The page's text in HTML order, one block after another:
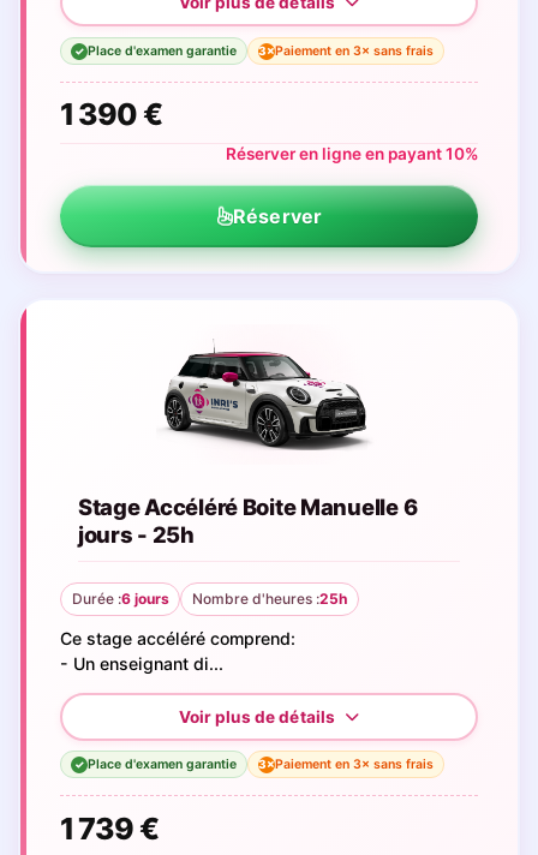
✓ Place d'examen garantie 3×Paiement en 3× sans frais
1 390 €
Réserver en ligne en payant 10%
Réserver
Stage Accéléré Boite Manuelle 6
jours - 25h
Durée :6 jours Nombre d'heures :25h
Ce stage accéléré comprend:
- Un enseignant di...
✓ Place d'examen garantie 3×Paiement en 3× sans frais
1 739 €